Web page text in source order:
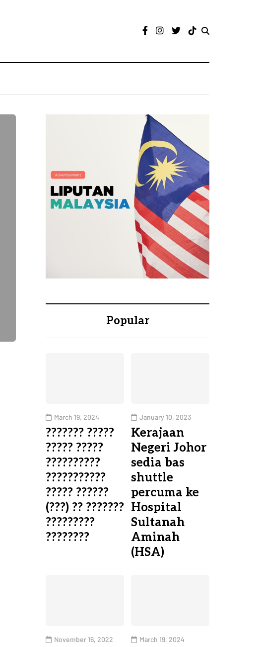
Popular
March 19, 2024
??????? ?????
????? ?????
??????????
???????????
????? ??????
(???) ?? ???????
?????????
????????
January 10, 2023
Kerajaan
Negeri Johor
sedia bas
shuttle
percuma ke
Hospital
Sultanah
Aminah
(HSA)
November 16, 2022 March 19, 2024